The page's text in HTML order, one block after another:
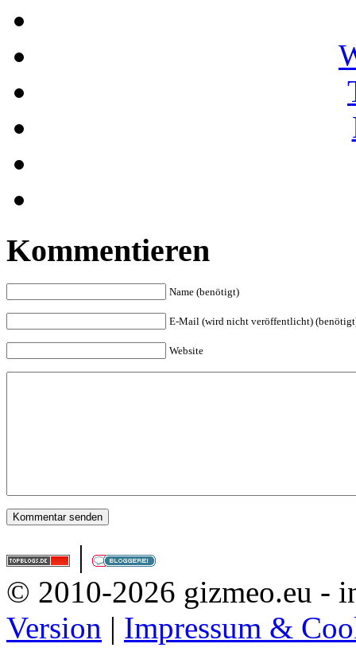
Kommentieren
Name (benötigt)
E-Mail (wird nicht veröffentlicht)
Website
|
© 2010-2026 gizmeo.eu -
Version | Impressum &